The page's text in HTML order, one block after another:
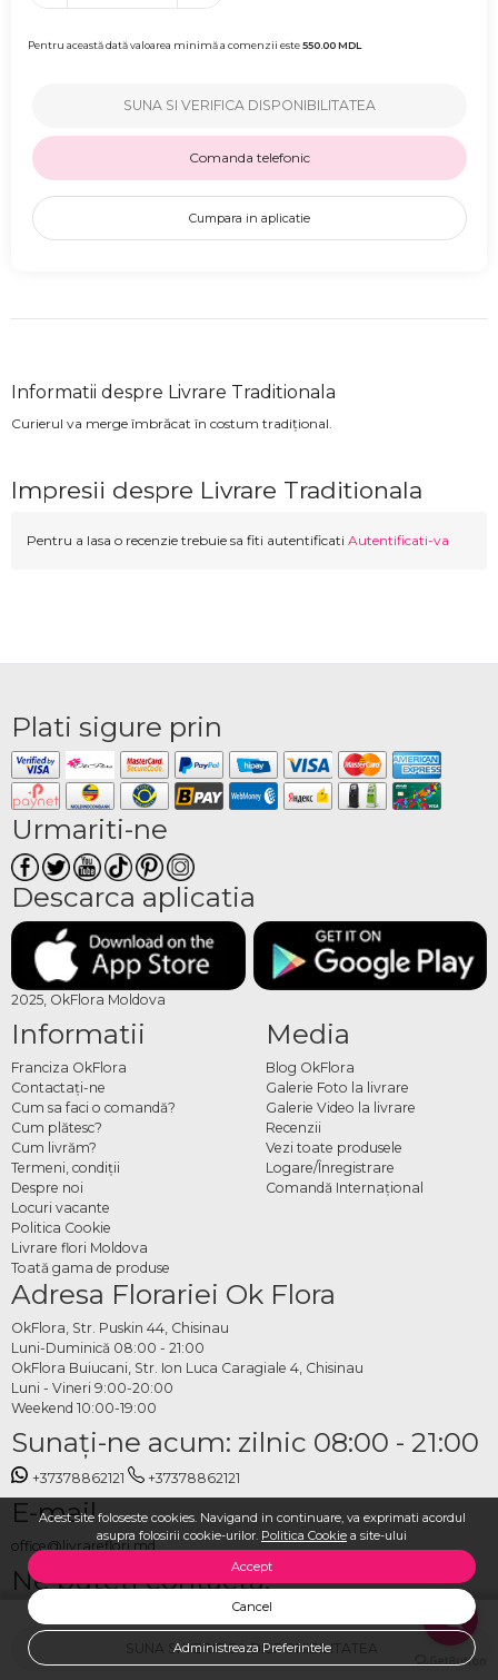
Acest site foloseste cookies. Navigand in continuare, va exprimati acordul
asupra folosirii cookie-urilor. Politica Cookie a site-ului
Accept
Cancel
Administreaza Preferintele
Pentru această dată valoarea minimă a comenzii este550.00MDL
SUNA SI VERIFICA DISPONIBILITATEA
SUNA SI VERIFICA DISPONIBILITATEA
Comanda telefonic
Cumpara in aplicatie
Informatii despre Livrare Traditionala
Curierul va merge îmbrăcat în costum tradițional.
Impresii despre Livrare Traditionala
Pentru a lasa o recenzie trebuie sa fiti autentificati Autentificati-va
Plati sigure prin
Urmariti-ne
Descarca aplicatia
2025, OkFlora Moldova
Informatii
Franciza OkFlora
Contactaţi-ne
Cum sa faci o comandă?
Cum plătesc?
Cum livrăm?
Termeni, condiţii
Despre noi
Locuri vacante
Politica Cookie
Livrare flori Moldova
Toată gama de produse
Media
Blog OkFlora
Galerie Foto la livrare
Galerie Video la livrare
Recenzii
Vezi toate produsele
Logare/Înregistrare
Comandă Internațional
Adresa Florariei Ok Flora
OkFlora, Str. Puskin 44, Chisinau
Luni-Duminică 08:00 - 21:00
OkFlora Buiucani, Str. Ion Luca Caragiale 4, Chisinau
Luni - Vineri 9:00-20:00
Weekend 10:00-19:00
Sunaţi-ne acum: zilnic 08:00 - 21:00
+37378862121 +37378862121
E-mail
office@livrareflori.md
Ne puteți contacta:
whatsapp